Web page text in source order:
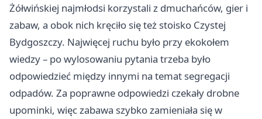
Żółwińskiej najmłodsi korzystali z dmuchańców, gier i
zabaw, a obok nich kręciło się też stoisko Czystej
Bydgoszczy. Najwięcej ruchu było przy ekokołem
wiedzy – po wylosowaniu pytania trzeba było
odpowiedzieć między innymi na temat segregacji
odpadów. Za poprawne odpowiedzi czekały drobne
upominki, więc zabawa szybko zamieniała się w